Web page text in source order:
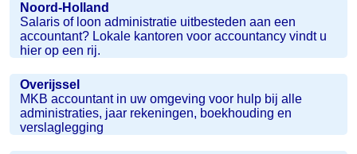
Noord-Holland
Salaris of loon administratie uitbesteden aan een
accountant? Lokale kantoren voor accountancy vindt u
hier op een rij.
Overijssel
MKB accountant in uw omgeving voor hulp bij alle
administraties, jaar rekeningen, boekhouding en
verslaglegging